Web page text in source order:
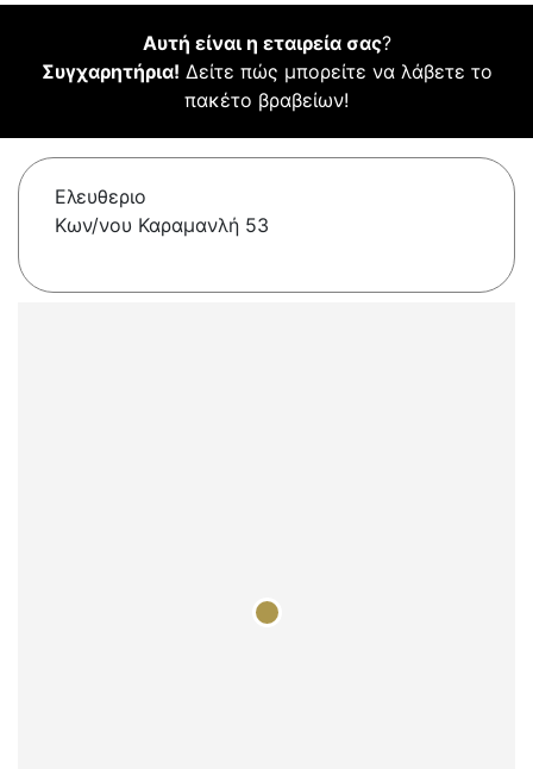
Αυτή είναι η εταιρεία σας?
Συγχαρητήρια! Δείτε πώς μπορείτε να λάβετε το
πακέτο βραβείων!
Ελευθεριο
Κων/νου Καραμανλή 53